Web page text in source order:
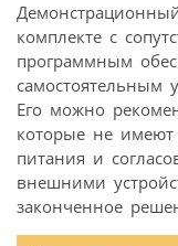
комплекте с
программным
самостоятельным
Его можно
которые не имеют
питания и
внешними
законченное